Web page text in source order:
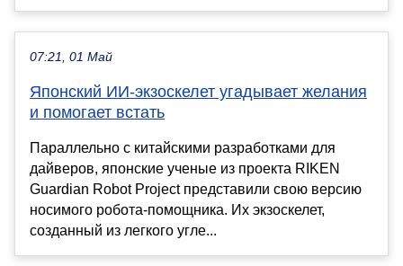
07:21, 01 Май
Японский ИИ-экзоскелет угадывает желания
и помогает встать
Параллельно с китайскими разработками для
дайверов, японские ученые из проекта RIKEN
Guardian Robot Project представили свою версию
носимого робота-помощника. Их экзоскелет,
созданный из легкого угле...